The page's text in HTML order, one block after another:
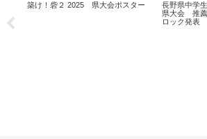
築け！砦２ 2025 県大会ポスター
長野県中学
県大会 推
ロック発表